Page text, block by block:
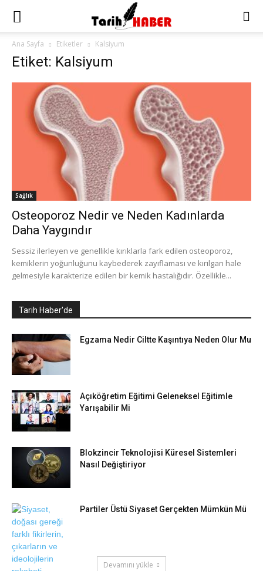
Ana Sayfa Etiketler Kalsiyum
Etiket: Kalsiyum
Sağlık
Osteoporoz Nedir ve Neden Kadınlarda
Daha Yaygındır
Sessiz ilerleyen ve genellikle kırıklarla fark edilen osteoporoz,
kemiklerin yoğunluğunu kaybederek zayıflaması ve kırılgan hale
gelmesiyle karakterize edilen bir kemik hastalığıdır. Özellikle...
Tarih Haber'de
Egzama Nedir Ciltte Kaşıntıya Neden Olur Mu
Açıköğretim Eğitimi Geleneksel Eğitimle
Yarışabilir Mi
Blokzincir Teknolojisi Küresel Sistemleri
Nasıl Değiştiriyor
Partiler Üstü Siyaset Gerçekten Mümkün Mü
Devamını yükle